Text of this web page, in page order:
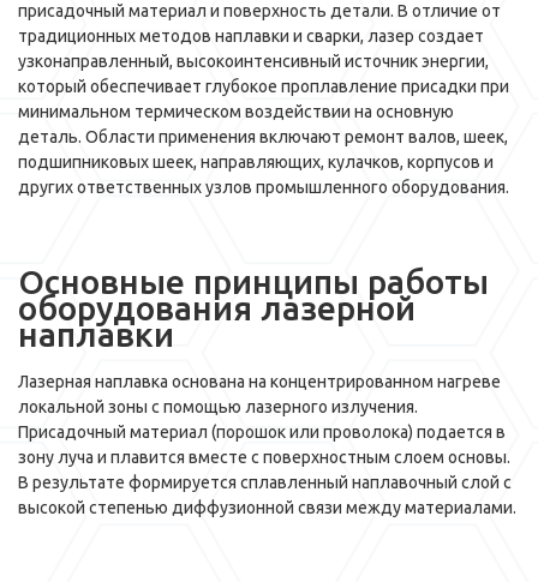
присадочный материал и поверхность детали. В отличие от
традиционных методов наплавки и сварки, лазер создает
узконаправленный, высокоинтенсивный источник энергии,
который обеспечивает глубокое проплавление присадки при
минимальном термическом воздействии на основную
деталь. Области применения включают ремонт валов, шеек,
подшипниковых шеек, направляющих, кулачков, корпусов и
других ответственных узлов промышленного оборудования.
Основные принципы работы
оборудования лазерной
наплавки
Лазерная наплавка основана на концентрированном нагреве
локальной зоны с помощью лазерного излучения.
Присадочный материал (порошок или проволока) подается в
зону луча и плавится вместе с поверхностным слоем основы.
В результате формируется сплавленный наплавочный слой с
высокой степенью диффузионной связи между материалами.